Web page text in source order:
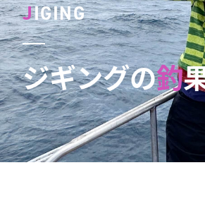
JIGING
ジギングの釣